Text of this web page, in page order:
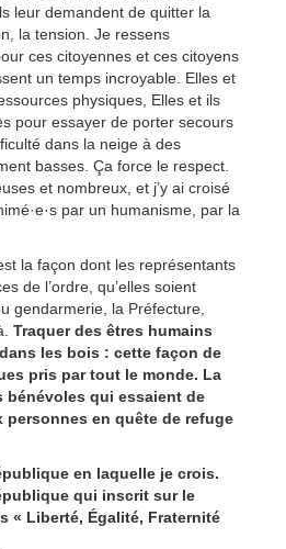
leur demandent de quitter la
la tension. Je ressens
ces citoyennes et ces citoyens
un temps incroyable. Elles et
physiques, Elles et ils
pour essayer de porter secours
dans la neige à des
basses. Ça force le respect.
et nombreux, et j’y ai croisé
par un humanisme, par la
la façon dont les représentants
de l’ordre, qu’elles soient
gendarmerie, la Préfecture,
Traquer des êtres humains
les bois : cette façon de
pris par tout le monde. La
bénévoles qui essaient de
personnes en quête de refuge
en laquelle je crois.
qui inscrit sur le
« Liberté, Égalité, Fraternité